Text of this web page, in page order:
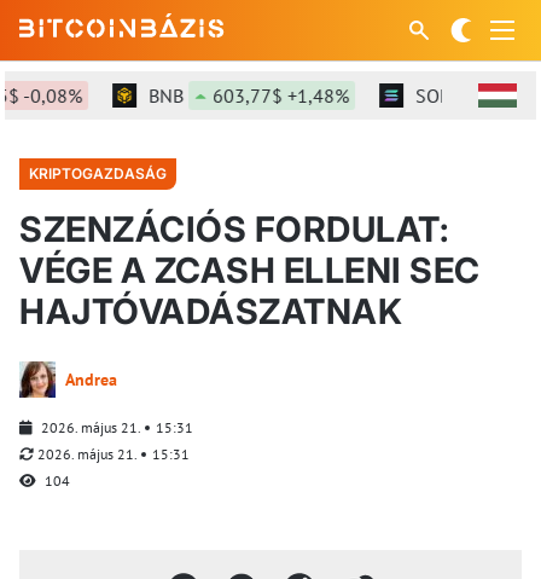
0,08% BNB 603,77$ +1,48% SOL 76,39$
KRIPTOGAZDASÁG
SZENZÁCIÓS FORDULAT:
VÉGE A ZCASH ELLENI SEC
HAJTÓVADÁSZATNAK
Andrea
2026. május 21.
15:31
2026. május 21.
15:31
104